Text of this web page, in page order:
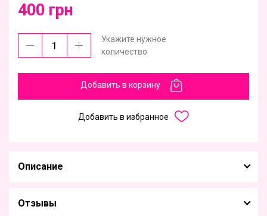
400 грн
Укажите нужное
количество
Добавить в корзину
Добавить в избранное
Описание
Отзывы